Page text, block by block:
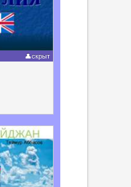
скрыт